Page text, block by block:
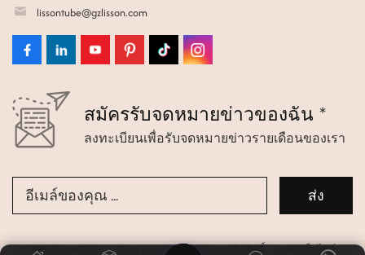
lissontube@gzlisson.com
สมัครรับจดหมายข่าวของฉัน *
ลงทะเบียนเพื่อรับจดหมายข่าวรายเดือนของเรา
© 2026 GUANGZHOU LISSON PLASTIC CO.,LTD สงวนลิขสิทธิ์. แผนผังเว็บไซต์ |